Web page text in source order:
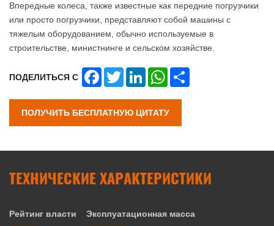
Впередные колеса, также известные как передние погрузчики
или просто погрузчики, представляют собой машины с
тяжелым оборудованием, обычно используемые в
строительстве, министнинге и сельском хозяйстве.
ПОДЕЛИТЬСЯ С FacebookTwitterLinkedInWhatsApp
ПОЛУЧИТЬ БЕСПЛАТНУЮ ЦИТАТУ
ТЕХНИЧЕСКИЕ ХАРАКТЕРИСТИКИ
Рейтинг власти Эксплуатационная масса